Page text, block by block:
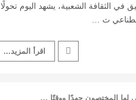
في الثقافة الشعبية، يشهد اليوم تحولًا
ث …
اقرأ المزيد...
المختصون جهدًا ووقتًا …